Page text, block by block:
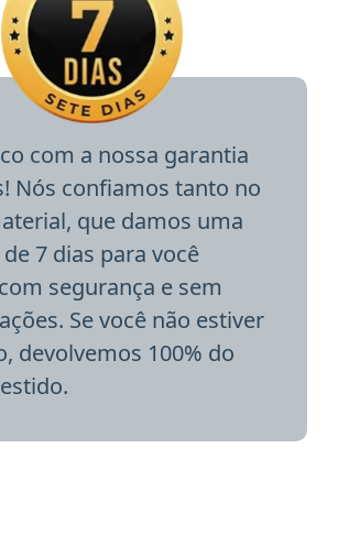
com a nossa garantia
Nós confiamos tanto no
que damos uma
7 dias para você
segurança e sem
Se você não estiver
devolvemos 100% do